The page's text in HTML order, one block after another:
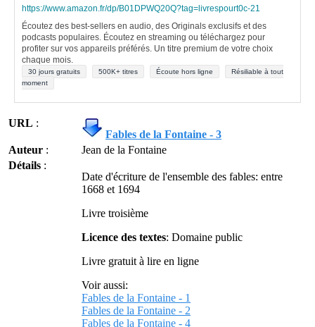
https://www.amazon.fr/dp/B01DPWQ20Q?tag=livrespourt0c-21
Écoutez des best-sellers en audio, des Originals exclusifs et des
podcasts populaires. Écoutez en streaming ou téléchargez pour
profiter sur vos appareils préférés. Un titre premium de votre choix
chaque mois.
30 jours gratuits 500K+ titres Écoute hors ligne
Résiliable à tout
moment
URL :
Fables de la Fontaine - 3
Auteur :
Jean de la Fontaine
Détails :
Date d'écriture de l'ensemble des fables: entre
1668 et 1694
Livre troisième
Licence des textes: Domaine public
Livre gratuit à lire en ligne
Voir aussi:
Fables de la Fontaine - 1
Fables de la Fontaine - 2
Fables de la Fontaine - 4